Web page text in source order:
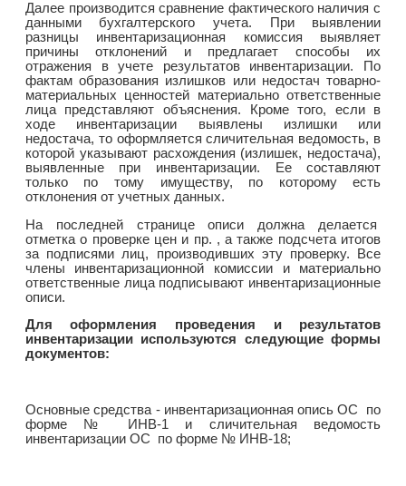
Далее производится сравнение фактического наличия с
данными бухгалтерского учета. При выявлении
разницы инвентаризационная комиссия выявляет
причины отклонений и предлагает способы их
отражения в учете результатов инвентаризации. По
фактам образования излишков или недостач товарно-
материальных ценностей материально ответственные
лица представляют объяснения. Кроме того, если в
ходе инвентаризации выявлены излишки или
недостача, то оформляется сличительная ведомость, в
которой указывают расхождения (излишек, недостача),
выявленные при инвентаризации. Ее составляют
только по тому имуществу, по которому есть
отклонения от учетных данных.
На последней странице описи должна делается
отметка о проверке цен и пр. , а также подсчета итогов
за подписями лиц, производивших эту проверку. Все
члены инвентаризационной комиссии и материально
ответственные лица подписывают инвентаризационные
описи.
Для оформления проведения и результатов
инвентаризации используются следующие формы
документов:
Основные средства - инвентаризационная опись ОС по
форме № ИНВ-1 и сличительная ведомость
инвентаризации ОС по форме № ИНВ-18;